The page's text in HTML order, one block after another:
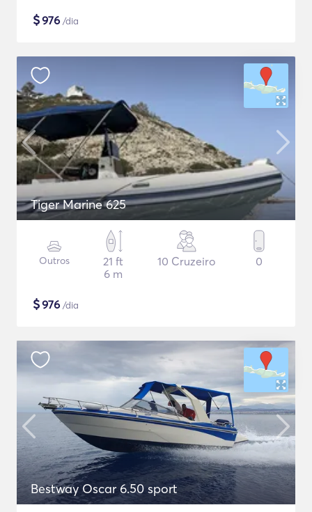
$976 /dia
Tiger Marine 625
Outros
21 ft
6 m
10 Cruzeiro 0
$976 /dia
Bestway Oscar 6.50 sport